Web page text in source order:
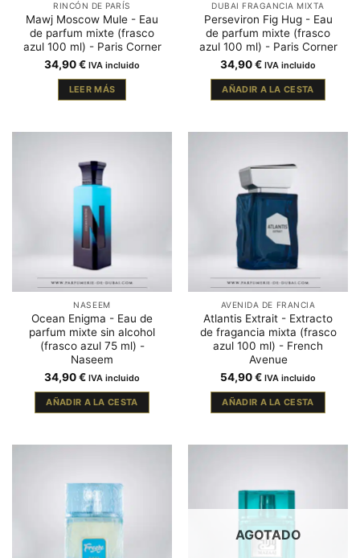
RINCÓN DE PARÍS
Mawj Moscow Mule - Eau
de parfum mixte (frasco
azul 100 ml) - Paris Corner
34,90€ IVA incluido
LEER MÁS
DUBAI FRAGANCIA MIXTA
Perseviron Fig Hug - Eau
de parfum mixte (frasco
azul 100 ml) - Paris Corner
34,90€ IVA incluido
AÑADIR A LA CESTA
NASEEM
Ocean Enigma - Eau de
parfum mixte sin alcohol
(frasco azul 75 ml) -
Naseem
34,90€ IVA incluido
AÑADIR A LA CESTA
AVENIDA DE FRANCIA
Atlantis Extrait - Extracto
de fragancia mixta (frasco
azul 100 ml) - French
Avenue
54,90€ IVA incluido
AÑADIR A LA CESTA
AGOTADO